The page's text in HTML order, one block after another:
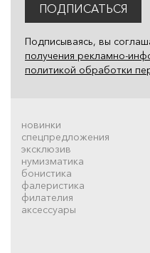
ПОДПИСАТЬСЯ
Подписываясь, вы
получения рекламно-
политикой обработки
новинки
спецпредложения
эксклюзив
нумизматика
бонистика
фалеристика
филателия
аксессуары